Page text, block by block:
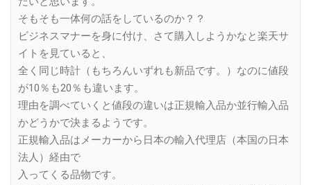
そもそも一体何の話をしているのか？？
ビジネスマナーを身に付け、さて購入しようかなと楽天サ
イトを見ていると、
全く同じ時計（もちろんいずれも新品です。）なのに値段
が10％も20％も違います。
理由を調べていくと値段の違いは正規輸入品か並行輸入品
かどうかで決まるようです。
正規輸入品はメーカーから日本の輸入代理店（本国の日本
法人）経由で
入ってくる品物です。